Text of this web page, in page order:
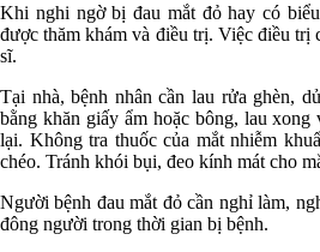
Khi nghi ngờ bị đau mắt đỏ hay có
được thăm khám và điều trị. Việc điều trị
sĩ.
Tại nhà, bệnh nhân cần lau rửa ghèn,
bằng khăn giấy ẩm hoặc bông, lau
lại. Không tra thuốc của mắt nhiễm
chéo. Tránh khói bụi, đeo kính mát cho
Người bệnh đau mắt đỏ cần nghỉ làm,
đông người trong thời gian bị bệnh.